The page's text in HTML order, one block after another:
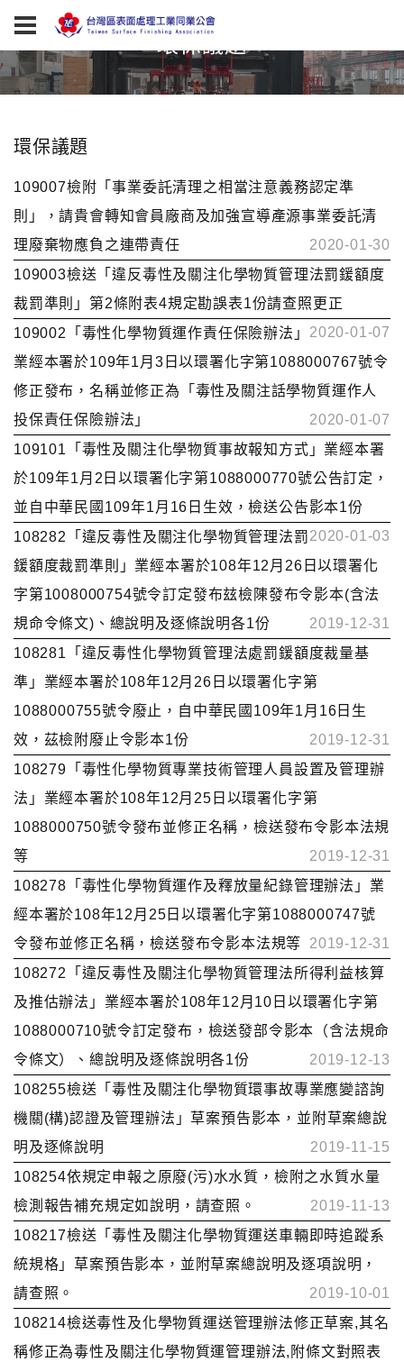
環保議題
環保議題
109007檢附「事業委託清理之相當注意義務認定準
則」，請貴會轉知會員廠商及加強宣導產源事業委託清
理廢棄物應負之連帶責任
2020-01-30
109003檢送「違反毒性及關注化學物質管理法罰鍰額度
裁罰準則」第2條附表4規定勘誤表1份請查照更正
2020-01-07
109002「毒性化學物質運作責任保險辦法」
業經本署於109年1月3日以環署化字第1088000767號令
修正發布，名稱並修正為「毒性及關注話學物質運作人
投保責任保險辦法」
2020-01-07
109101「毒性及關注化學物質事故報知方式」業經本署
於109年1月2日以環署化字第1088000770號公告訂定，
並自中華民國109年1月16日生效，檢送公告影本1份
2020-01-03
108282「違反毒性及關注化學物質管理法罰
鍰額度裁罰準則」業經本署於108年12月26日以環署化
字第1008000754號令訂定發布玆檢陳發布令影本(含法
規命令條文)、總說明及逐條說明各1份
2019-12-31
108281「違反毒性化學物質管理法處罰鍰額度裁量基
準」業經本署於108年12月26日以環署化字第
1088000755號令廢止，自中華民國109年1月16日生
效，茲檢附廢止令影本1份
2019-12-31
108279「毒性化學物質專業技術管理人員設置及管理辦
法」業經本署於108年12月25日以環署化字第
1088000750號令發布並修正名稱，檢送發布令影本法規
等
2019-12-31
108278「毒性化學物質運作及釋放量紀錄管理辦法」業
經本署於108年12月25日以環署化字第1088000747號
令發布並修正名稱，檢送發布令影本法規等
2019-12-31
108272「違反毒性及關注化學物質管理法所得利益核算
及推估辦法」業經本署於108年12月10日以環署化字第
1088000710號令訂定發布，檢送發部令影本（含法規命
令條文）、總說明及逐條說明各1份
2019-12-13
108255檢送「毒性及關注化學物質環事故專業應變諮詢
機關(構)認證及管理辦法」草案預告影本，並附草案總說
明及逐條說明
2019-11-15
108254依規定申報之原廢(污)水水質，檢附之水質水量
檢測報告補充規定如說明，請查照。
2019-11-13
108217檢送「毒性及關注化學物質運送車輛即時追蹤系
統規格」草案預告影本，並附草案總說明及逐項說明，
請查照。
2019-10-01
108214檢送毒性及化學物質運送管理辦法修正草案,其名
稱修正為毒性及關注化學物質運管理辦法,附條文對照表